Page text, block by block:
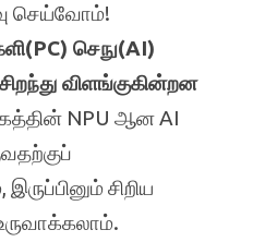
செய்வோம்!
செநு(AI)
விளங்குகின்றன
NPU ஆன AI
சிறிய